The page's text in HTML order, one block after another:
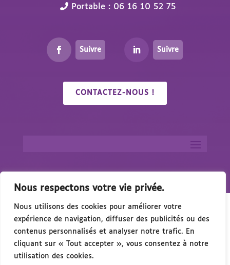
Nous respectons votre vie privée.
Nous utilisons des cookies pour améliorer votre
expérience de navigation, diffuser des publicités ou des
contenus personnalisés et analyser notre trafic. En
cliquant sur « Tout accepter », vous consentez à notre
utilisation des cookies.
Portable : 06 16 10 52 75
Suivre Suivre
CONTACTEZ-NOUS !
🎉 Congrés/Salon du Handicap & de